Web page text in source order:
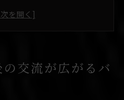
タジアム帰りに最適な交流
ができるバーの楽しみ方
幌ならではの体験
交流が広がるバ